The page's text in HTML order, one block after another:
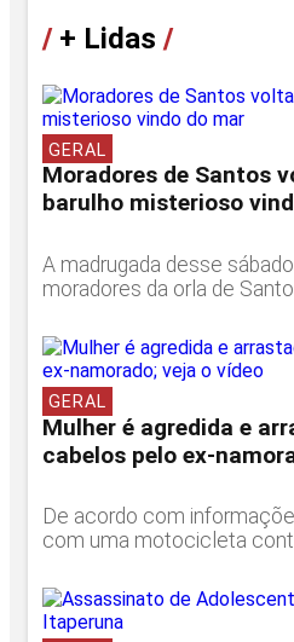
/+ Lidas /
GERAL
Moradores de Santos
barulho misterioso
A madrugada desse
moradores da orla de
GERAL
Mulher é agredida e
cabelos pelo ex-
De acordo com
com uma motocicleta